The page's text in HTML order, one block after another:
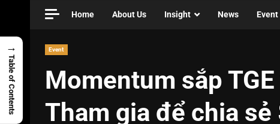
Home About Us Insight News Event
Event
Momentum sắp
Tham gia để chia
→
Table of Contents